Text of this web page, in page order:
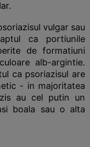
vulgar sau
ca portiunile
de formatiuni
alb-argintie.
ca psoriazisul are
- in majoritatea
au cel putin un
boala sau o alta